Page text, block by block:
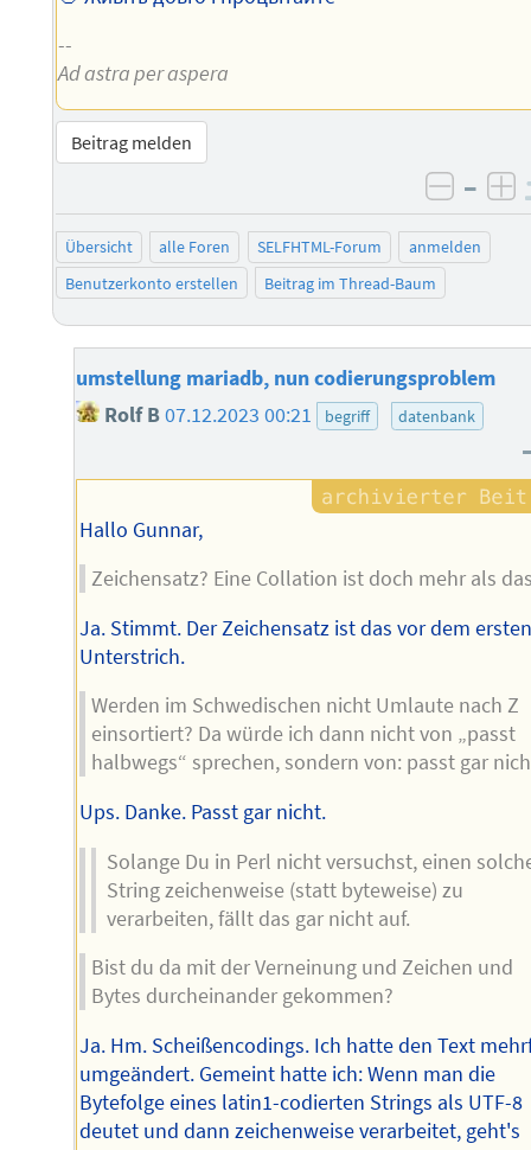
--
Ad astra per aspera
Beitrag melden
–
Übersicht alle Foren SELFHTML-Forum
anmelden
Benutzerkonto erstellen
Beitrag im Thread-Baum
umstellung mariadb, nun codierungsproblem
Rolf B07.12.2023 00:21 begriff datenbank
Hallo Gunnar,
Zeichensatz? Eine Collation ist doch mehr als
Ja. Stimmt. Der Zeichensatz ist das vor dem
Unterstrich.
Werden im Schwedischen nicht Umlaute nach Z
einsortiert? Da würde ich dann nicht von „passt
halbwegs“ sprechen, sondern von: passt gar
Ups. Danke. Passt gar nicht.
Solange Du in Perl nicht versuchst, einen
String zeichenweise (statt byteweise) zu
verarbeiten, fällt das gar nicht auf.
Bist du da mit der Verneinung und Zeichen und
Bytes durcheinander gekommen?
Ja. Hm. Scheißencodings. Ich hatte den Text
umgeändert. Gemeint hatte ich: Wenn man die
Bytefolge eines latin1-codierten Strings als UTF-8
deutet und dann zeichenweise verarbeitet, geht's